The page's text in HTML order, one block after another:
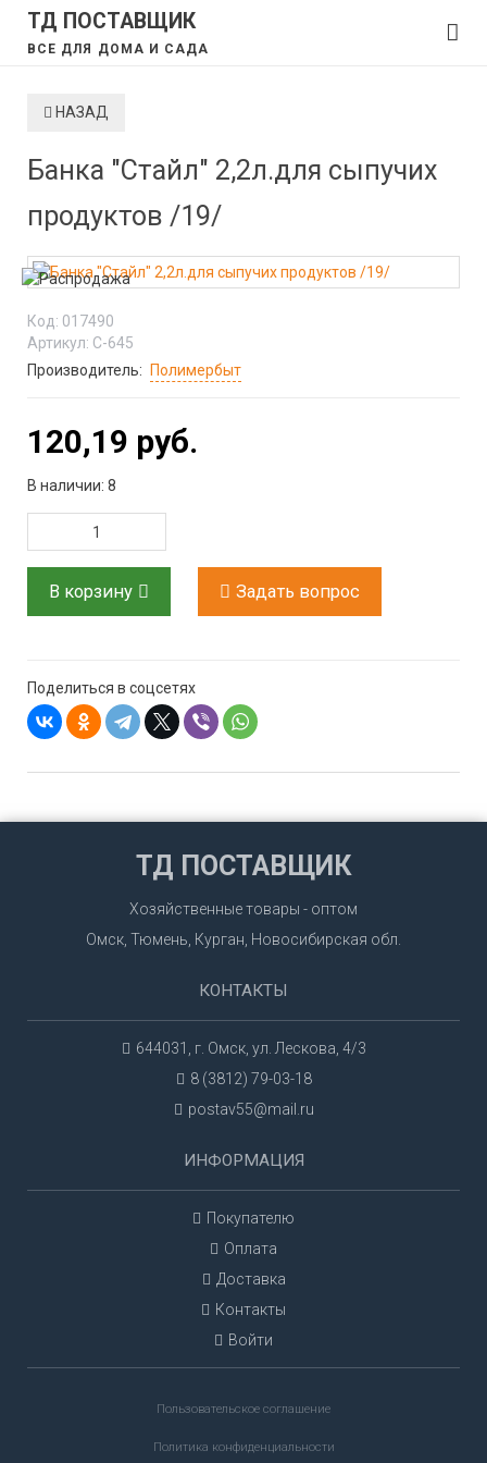
ТД ПОСТАВЩИК
ВСЕ ДЛЯ ДОМА И САДА
НАЗАД
Банка "Стайл" 2,2л.для сыпучих
продуктов /19/
Код: 017490
Артикул: С-645
Производитель:
Полимербыт
120,19 руб.
В наличии: 8
В корзину Задать вопрос
Поделиться в соцсетях
ТД ПОСТАВЩИК
Хозяйственные товары - оптом
Омск, Тюмень, Курган, Новосибирская обл.
КОНТАКТЫ
644031, г. Омск, ул. Лескова, 4/3
8 (3812) 79-03-18
postav55@mail.ru
ИНФОРМАЦИЯ
Покупателю
Оплата
Доставка
Контакты
Войти
Пользовательское соглашение
Политика конфиденциальности